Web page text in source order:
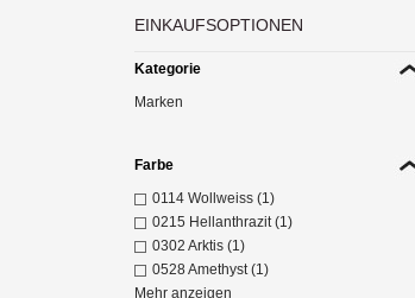
EINKAUFSOPTIONEN
Kategorie
Marken
Farbe
0114 Wollweiss (1)
0215 Hellanthrazit (1)
0302 Arktis (1)
0528 Amethyst (1)
Mehr anzeigen